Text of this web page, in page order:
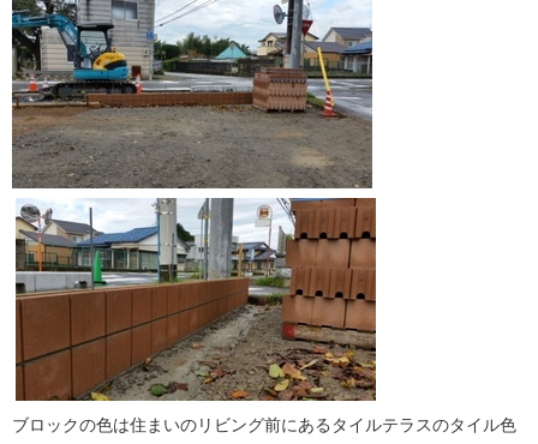
ブロックの色は住まいのリビング前にあるタイルテラスのタイル色